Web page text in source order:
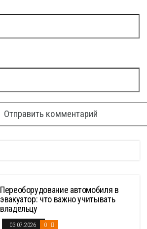
Переоборудование автомобиля в
эвакуатор: что важно учитывать
владельцу
03.07.2026 0